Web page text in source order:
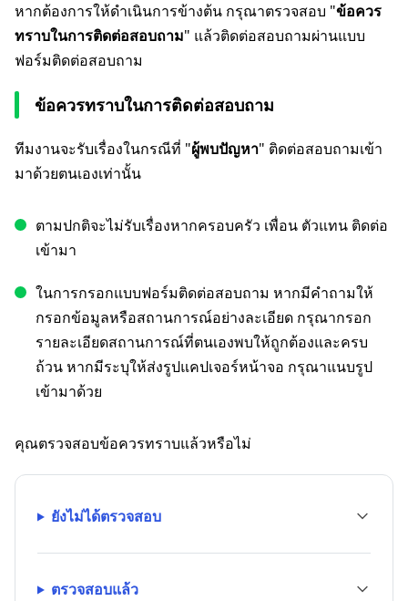
หากต้องการให้ดำเนินการข้างต้น กรุณาตรวจสอบ "ข้อควร
ทราบในการติดต่อสอบถาม" แล้วติดต่อสอบถามผ่านแบบ
ฟอร์มติดต่อสอบถาม
ข้อควรทราบในการติดต่อสอบถาม
ทีมงานจะรับเรื่องในกรณีที่ "ผู้พบปัญหา" ติดต่อสอบถามเข้า
มาด้วยตนเองเท่านั้น
ตามปกติจะไม่รับเรื่องหากครอบครัว เพื่อน ตัวแทน ติดต่อ
เข้ามา
ในการกรอกแบบฟอร์มติดต่อสอบถาม หากมีคำถามให้
กรอกข้อมูลหรือสถานการณ์อย่างละเอียด กรุณากรอก
รายละเอียดสถานการณ์ที่ตนเองพบให้ถูกต้องและครบ
ถ้วน หากมีระบุให้ส่งรูปแคปเจอร์หน้าจอ กรุณาแนบรูป
เข้ามาด้วย
คุณตรวจสอบข้อควรทราบแล้วหรือไม่
ยังไม่ได้ตรวจสอบ
ตรวจสอบแล้ว